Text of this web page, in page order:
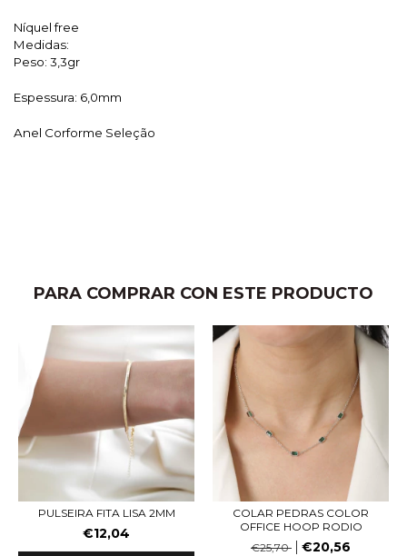
Níquel free
Medidas:
Peso: 3,3gr
Espessura: 6,0mm
Anel Corforme Seleção
PARA COMPRAR CON ESTE PRODUCTO
PULSEIRA FITA LISA 2MM
€12,04
COLAR PEDRAS COLOR
OFFICE HOOP RODIO
€25,70
€20,56